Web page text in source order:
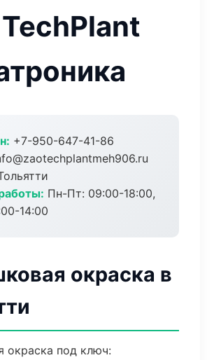
+7-950-647-41-86
Пн-Пт: 09:00-18:00,
14:00
окраска в
окраска под ключ: